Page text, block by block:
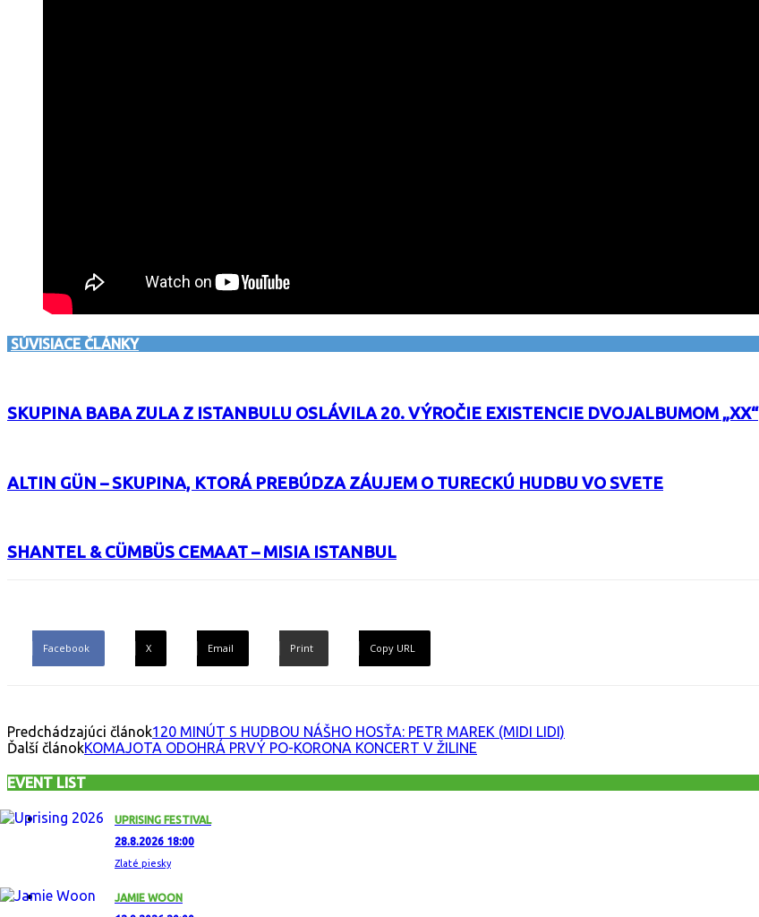
SÚVISIACE ČLÁNKY
SKUPINA BABA ZULA Z ISTANBULU OSLÁVILA 20. VÝROČIE EXISTENCIE DVOJALBUMOM „XX“
ALTIN GÜN – SKUPINA, KTORÁ PREBÚDZA ZÁUJEM O TURECKÚ HUDBU VO SVETE
SHANTEL & CÜMBÜS CEMAAT – MISIA ISTANBUL
Facebook X Email Print Copy URL
Predchádzajúci článok120 MINÚT S HUDBOU NÁŠHO HOSŤA: PETR MAREK (MIDI LIDI)
Ďalší článokKOMAJOTA ODOHRÁ PRVÝ PO-KORONA KONCERT V ŽILINE
EVENT LIST
UPRISING FESTIVAL
28.8.2026 18:00
Zlaté piesky
JAMIE WOON